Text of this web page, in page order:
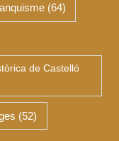
(64)
de Castelló
(52)